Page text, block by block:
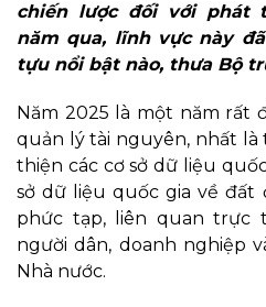
chiến lược đối với phát
năm qua, lĩnh vực này
tựu nổi bật nào, thưa Bộ
Năm 2025 là một năm rất
quản lý tài nguyên, nhất là
thiện các cơ sở dữ liệu
sở dữ liệu quốc gia về đất
phức tạp, liên quan trực
người dân, doanh nghiệp
Nhà nước.